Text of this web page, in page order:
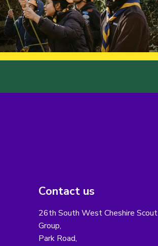
Contact us
26th South West Cheshire Scout
Group,
Park Road,